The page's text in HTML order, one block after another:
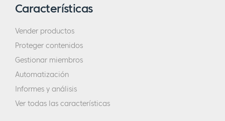
Características
Vender productos
Proteger contenidos
Gestionar miembros
Automatización
Informes y análisis
Ver todas las características